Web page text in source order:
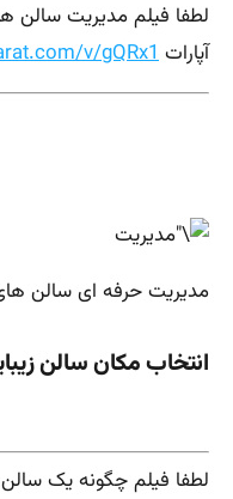
لطفا فیلم مدیریت سالن
آپاراتv/gQRx1
مدیریت حرفه ای سالن
انتخاب مکان سالن
لطفا فیلم چگونه یک